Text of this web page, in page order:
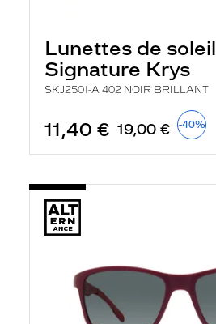
Lunettes de soleil
Signature Krys
SKJ2501-A 402 NOIR BRILLANT
11,40 € 19,00 € -40%